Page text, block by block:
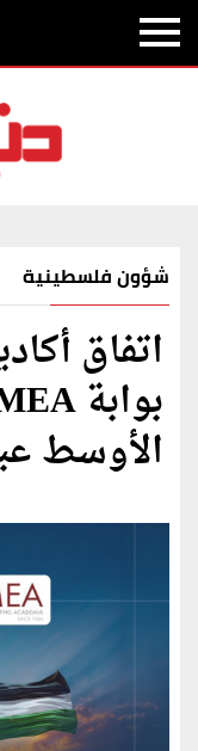
شؤون فلسطينية
اتفاق
الأوسط